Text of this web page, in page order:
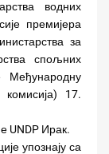
водних
премијера
за
спољних
Међународну
17.
UNDP Ирак.
упознају са